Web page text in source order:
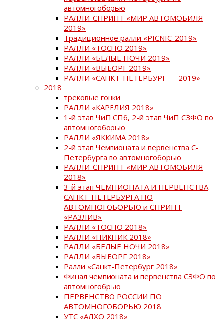
автомногоборью
РАЛЛИ-СПРИНТ «МИР АВТОМОБИЛЯ
2019»
Традиционное ралли «PICNIC-2019»
РАЛЛИ «ТОСНО 2019»
РАЛЛИ «БЕЛЫЕ НОЧИ 2019»
РАЛЛИ «ВЫБОРГ 2019»
РАЛЛИ «САНКТ-ПЕТЕРБУРГ — 2019»
2018
трековые гонки
РАЛЛИ «КАРЕЛИЯ 2018»
1-й этап ЧиП СПб, 2-й этап ЧиП СЗФО по
автомногоборью
РАЛЛИ «ЯККИМА 2018»
2-й этап Чемпионата и первенства С-
Петербурга по автомногоборью
РАЛЛИ-СПРИНТ «МИР АВТОМОБИЛЯ
2018»
3-й этап ЧЕМПИОНАТА И ПЕРВЕНСТВА
САНКТ-ПЕТЕРБУРГА ПО
АВТОМНОГОБОРЬЮ и СПРИНТ
«РАЗЛИВ»
РАЛЛИ «ТОСНО 2018»
РАЛЛИ «ПИКНИК 2018»
РАЛЛИ «БЕЛЫЕ НОЧИ 2018»
РАЛЛИ «ВЫБОРГ 2018»
Ралли «Санкт-Петербург 2018»
Финал чемпионата и первенства СЗФО по
автомногобрью
ПЕРВЕНСТВО РОССИИ ПО
АВТОМНОГОБОРЬЮ 2018
УТС «АЛХО 2018»